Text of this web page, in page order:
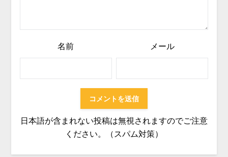
名前 メール
日本語が含まれない投稿は無視されますのでご注意
ください。（スパム対策）